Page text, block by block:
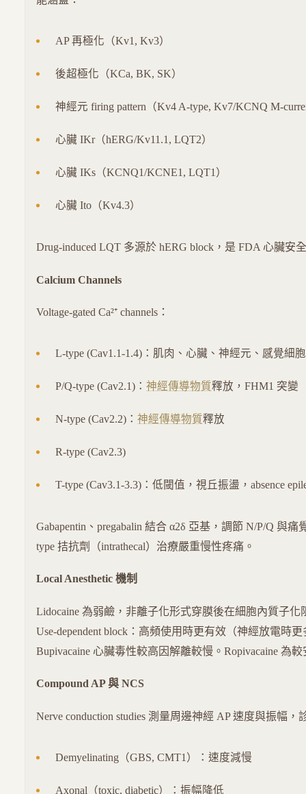
AP 再極化（Kv1, Kv3）
後超極化（KCa, BK, SK）
神經元 firing pattern（Kv4 A-type, Kv7/KCNQ M-
心臟 IKr（hERG/Kv11.1, LQT2）
心臟 IKs（KCNQ1/KCNE1, LQT1）
心臟 Ito（Kv4.3）
Drug-induced LQT 多源於 hERG block，是 FDA 心臟安
Calcium Channels
Voltage-gated Ca²⁺ channels：
L-type (Cav1.1-1.4)：肌肉、心臟、神經元、感覺細胞
P/Q-type (Cav2.1)： 神經傳導物質釋放，FHM1 突變
N-type (Cav2.2)： 神經傳導物質釋放
R-type (Cav2.3)
T-type (Cav3.1-3.3)：低閾值，視丘振盪，absence
Gabapentin、pregabalin 結合 α2δ 亞基，調節 N/P/Q 與痛
type 拮抗劑（intrathecal）治療嚴重慢性疼痛。
Local Anesthetic 機制
Lidocaine 為弱鹼，非離子化形式穿膜後在細胞內質子化
Use-dependent block：高頻使用時更有效（神經放電時
Bupivacaine 心臟毒性較高因解離較慢。Ropivacaine 為
Compound AP 與 NCS
Nerve conduction studies 測量周邊神經 AP 速度與振幅，
Demyelinating（GBS, CMT1）：速度減慢
Axonal（toxic, diabetic）：振幅降低